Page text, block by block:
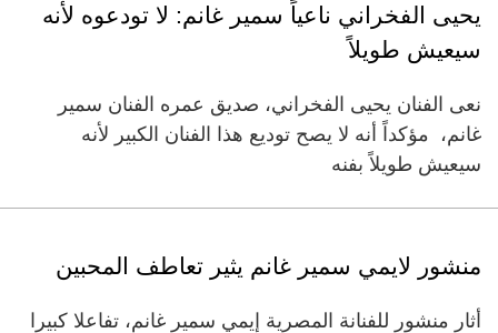
يحيى الفخراني ناعياً سمير غانم: لا تودعوه لأنه
سيعيش طويلاً
نعى الفنان يحيى الفخراني، صديق عمره الفنان سمير
غانم، مؤكداً أنه لا يصح توديع هذا الفنان الكبير لأنه
سيعيش طويلاً بفنه
منشور لايمي سمير غانم يثير تعاطف المحبين
أثار منشور للفنانة المصرية إيمي سمير غانم، تفاعلا كبيرا